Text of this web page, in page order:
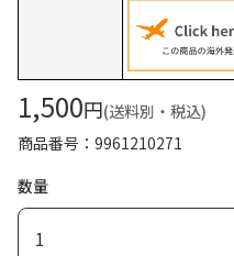
1,500円(送料別・税込)
商品番号
9961210271
数量
1